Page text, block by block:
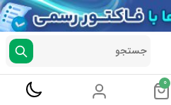
جستجو
0